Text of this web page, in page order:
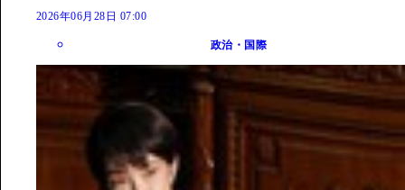
2026年06月28日 07:00
政治・国際